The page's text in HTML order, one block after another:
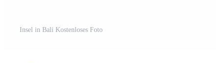
Insel in Bali Kostenloses Foto